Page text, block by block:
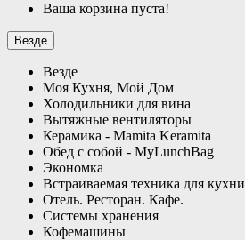
Ваша корзина пуста!
Везде
Везде
Моя Кухня, Мой Дом
Холодильники для вина
Вытяжные вентиляторы
Керамика - Mamita Keramita
Обед с собой - MyLunchBag
Экономка
Встраиваемая техника для кухни
Отель. Ресторан. Кафе.
Системы хранения
Кофемашины